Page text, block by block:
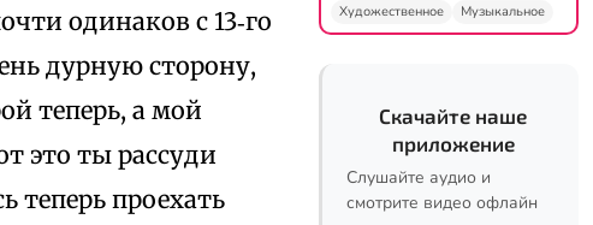
одинаков с 13‑го
дурную сторону,
теперь, а мой
это ты рассуди
теперь проехать
Художественное
Музыкальное
Скачайте наше
приложение
Слушайте аудио и
смотрите видео офлайн